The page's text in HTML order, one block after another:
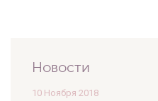
Новости
10 Ноября 2018